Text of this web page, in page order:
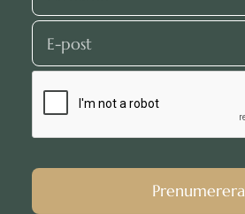
Prenumerera